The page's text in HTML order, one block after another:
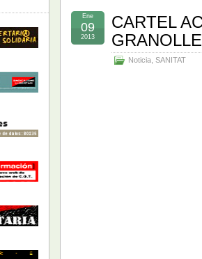
CARTEL
Noticia SANITAT
Ene
09
2013